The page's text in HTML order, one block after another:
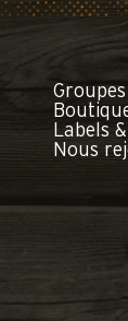
Labels
Nous